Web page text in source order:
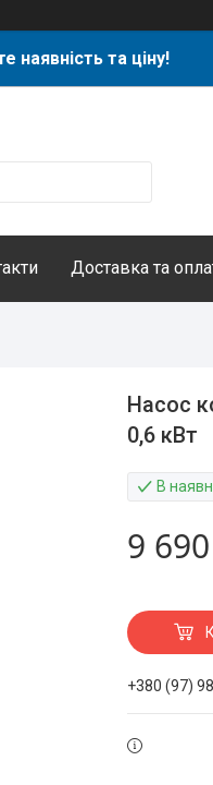
та ціну!
Доставка та
Насос
0,6 кВт
В
9
+380 (97)